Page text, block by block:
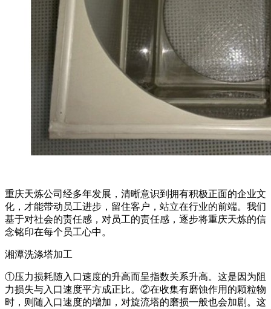
重庆天炼公司经多年发展，清晰意识到拥有积极正面的企业文
化，才能带动员工进步，留住客户，站立在行业的前端。我们
基于对社会的责任感，对员工的责任感，逐步将重庆天炼的信
念铭印在每个员工心中。
湘潭洗涤塔加工
①压力损耗随入口速度的升高而呈指数关系升高。这是因为阻
力损失与入口速度平方成正比。②在收集有磨蚀作用的颗粒物
时，则随入口速度的增加，对旋流塔的磨损一般也会加剧。这